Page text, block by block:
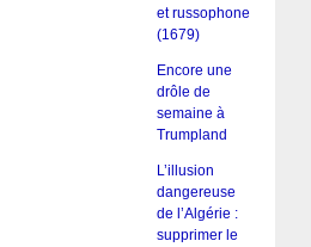
et russophone
(1679)
Encore une
drôle de
semaine à
Trumpland
L’illusion
dangereuse
de l’Algérie :
supprimer le